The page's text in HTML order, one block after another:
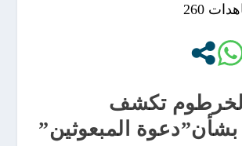
260
تكشف
المبعوثين”